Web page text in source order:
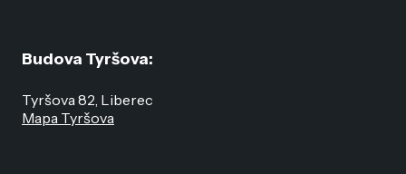
Budova Tyršova:
Tyršova 82, Liberec
Mapa Tyršova